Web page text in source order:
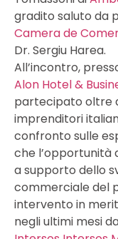
gradito saluto da
Camera de
Dr. Sergiu Harea.
All’incontro,
Alon Hotel &
partecipato oltre
imprenditori
confronto sulle
che l’opportunità
a supporto dello
commerciale del
intervento in
negli ultimi mesi